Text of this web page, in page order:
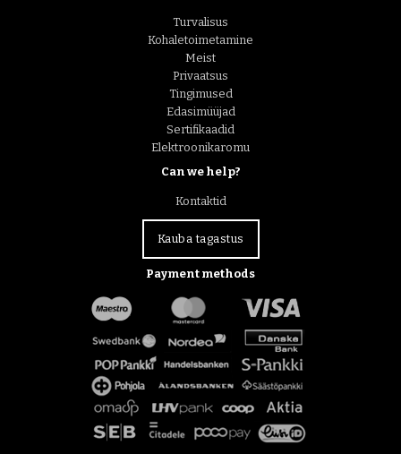
Turvalisus
Kohaletoimetamine
Meist
Privaatsus
Tingimused
Edasimüüjad
Sertifikaadid
Elektroonikaromu
Can we help?
Kontaktid
Kauba tagastus
Payment methods